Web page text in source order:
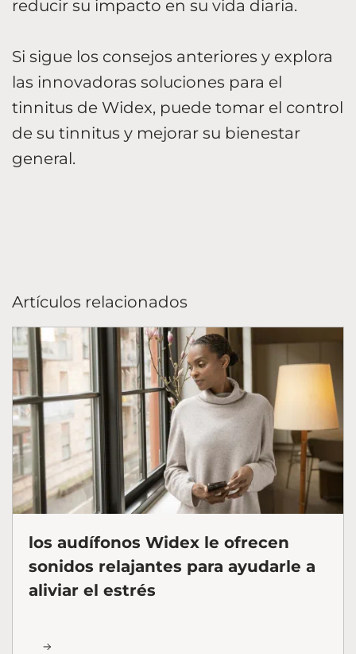
reducir su impacto en su vida diaria.
Si sigue los consejos anteriores y explora
las innovadoras soluciones para el
tinnitus de Widex, puede tomar el control
de su tinnitus y mejorar su bienestar
general.
Artículos relacionados
los audífonos Widex le ofrecen
sonidos relajantes para ayudarle a
aliviar el estrés